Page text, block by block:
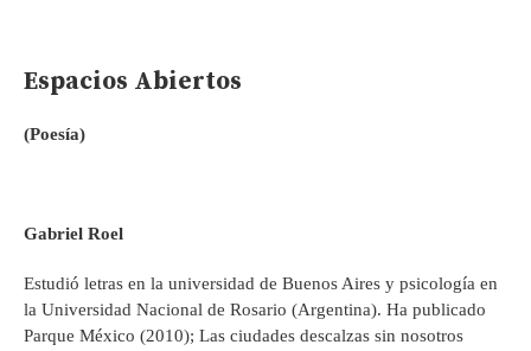
Espacios Abiertos
(Poesía)
Gabriel Roel
Estudió letras en la universidad de Buenos Aires y psicología en
la Universidad Nacional de Rosario (Argentina). Ha publicado
Parque México (2010); Las ciudades descalzas sin nosotros